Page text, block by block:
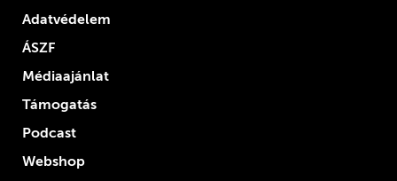
Adatvédelem
ÁSZF
Médiaajánlat
Támogatás
Podcast
Webshop